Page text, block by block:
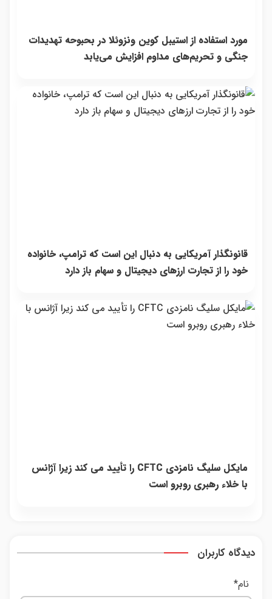
مورد استفاده از استیبل کوین ونزوئلا در بحبوحه تهدیدات
جنگی و تحریم‌های مداوم افزایش می‌یابد
قانونگذار آمریکایی به دنبال این است که ترامپ، خانواده
خود را از تجارت ارزهای دیجیتال و سهام باز دارد
مایکل سلیگ نامزدی CFTC را تأیید می کند زیرا آژانس
با خلاء رهبری روبرو است
دیدگاه کاربران
نام*